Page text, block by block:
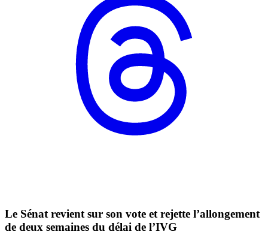
Le Sénat revient sur son vote et rejette l’allongement
de deux semaines du délai de l’IVG